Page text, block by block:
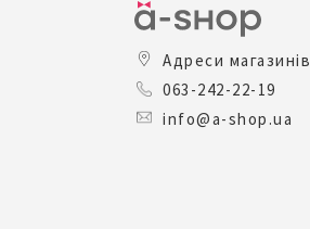
Адреси магазинів
063-242-22-19
info@a-shop.ua